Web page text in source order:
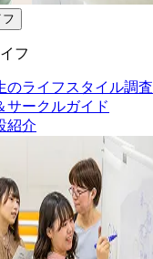
フ
のライフスタイル調査
サークルガイド
紹介